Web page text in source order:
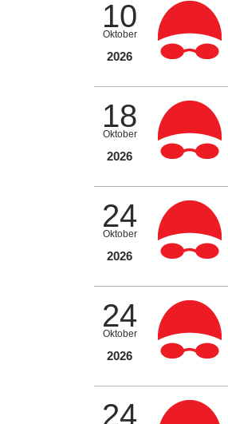
10
Oktober
2026
18
Oktober
2026
24
Oktober
2026
24
Oktober
2026
24